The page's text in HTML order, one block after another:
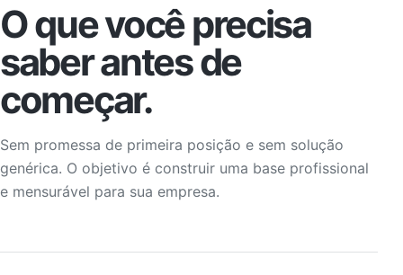
O que você precisa
saber antes de
começar.
Sem promessa de primeira posição e sem solução
genérica. O objetivo é construir uma base profissional
e mensurável para sua empresa.